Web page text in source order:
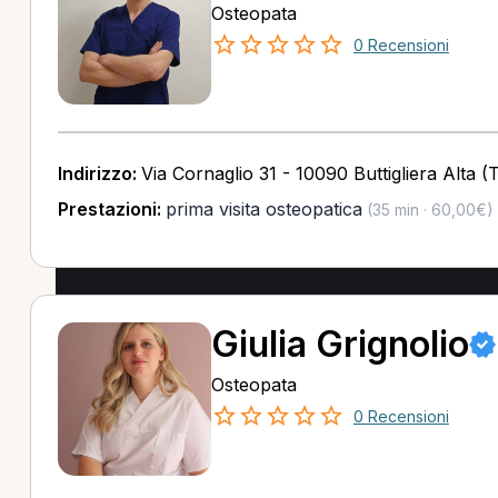
Osteopata
0 Recensioni
Indirizzo: Via Cornaglio 31 - 10090 Buttigliera Alta
Prestazioni: prima visita osteopatica(35 min · 60,00€)
Giulia Grignolio
Osteopata
0 Recensioni